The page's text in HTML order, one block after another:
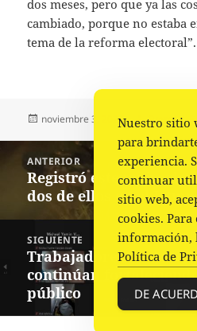
dos meses, pero que ya las
cambiado, porque no estaba
tema de la reforma electoral”.
Publicado
noviembre 3, 2022 Autor
Fuente
Navegación
entradas
ANTERIOR
Entrada
anterior:
Registró este miércoles
dos de ellos en el Istmo
SIGUIENTE
Siguiente
entrada:
Trabajadores de
continúan
público
Nuestro sitio
para
experiencia.
continuar
sitio web,
cookies.
información,
Política de
DE